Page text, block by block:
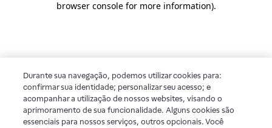
browser console for more information).
Durante sua navegação, podemos utilizar cookies para:
confirmar sua identidade; personalizar seu acesso; e
acompanhar a utilização de nossos websites, visando o
aprimoramento de sua funcionalidade. Alguns cookies são
essenciais para nossos serviços, outros opcionais. Você